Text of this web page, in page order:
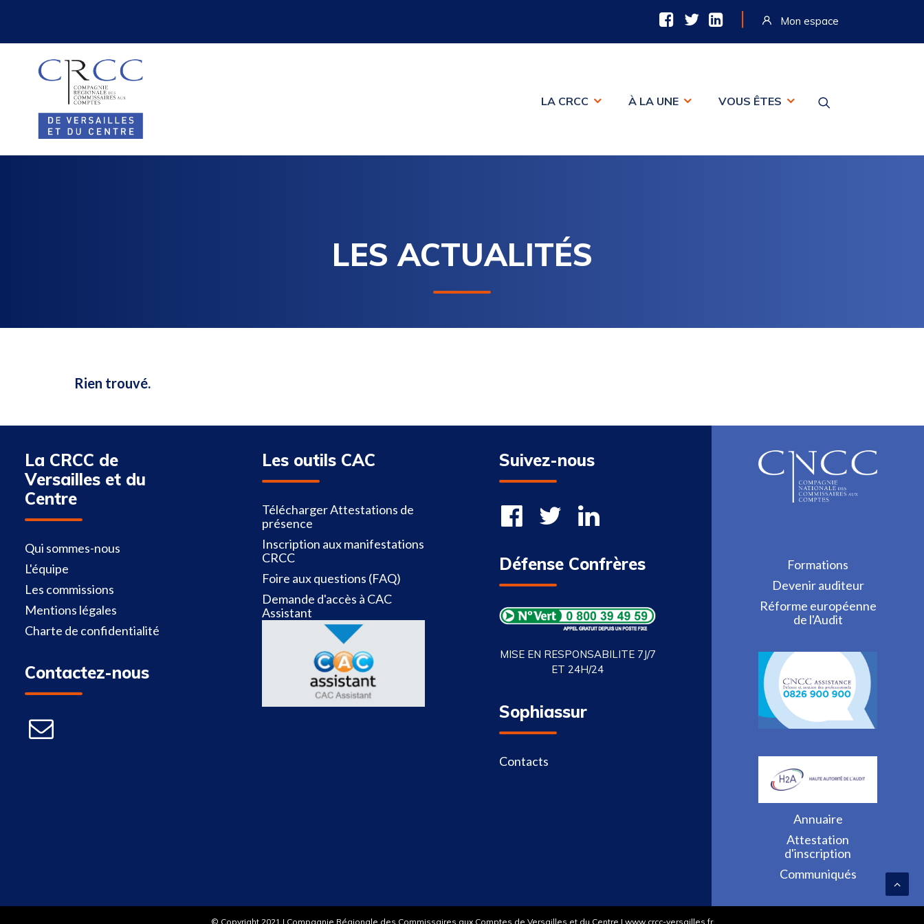
| Mon espace
LA CRCC À LA UNE VOUS ÊTES
LES ACTUALITÉS
Rien trouvé.
La CRCC de
Versailles et du
Centre
Qui sommes-nous
L'équipe
Les commissions
Mentions légales
Charte de confidentialité
Contactez-nous
Les outils CAC
Télécharger Attestations de
présence
Inscription aux manifestations
CRCC
Foire aux questions (FAQ)
Demande d'accès à CAC
Assistant
Suivez-nous
Défense Confrères
MISE EN RESPONSABILITE 7J/7
ET 24H/24
Sophiassur
Contacts
Formations
Devenir auditeur
Réforme européenne
de l'Audit
Annuaire
Attestation
d'inscription
Communiqués
© Copyright 2021 | Compagnie Régionale des Commissaires aux Comptes de Versailles et du Centre | www.crcc-versailles.fr